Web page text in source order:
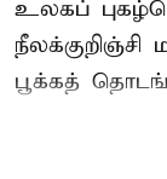
உலகப்
பூக்கத்